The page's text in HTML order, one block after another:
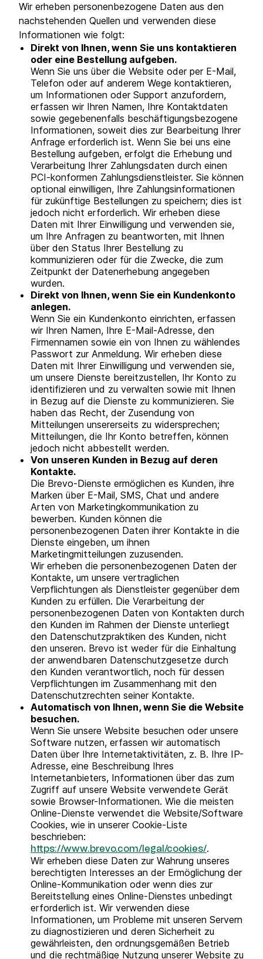
Wir erheben personenbezogene Daten aus den
nachstehenden Quellen und verwenden diese
Informationen wie folgt:
Direkt von Ihnen, wenn Sie uns kontaktieren
oder eine Bestellung aufgeben.
Wenn Sie uns über die Website oder per E-Mail,
Telefon oder auf anderem Wege kontaktieren,
um Informationen oder Support anzufordern,
erfassen wir Ihren Namen, Ihre Kontaktdaten
sowie gegebenenfalls beschäftigungsbezogene
Informationen, soweit dies zur Bearbeitung Ihrer
Anfrage erforderlich ist. Wenn Sie bei uns eine
Bestellung aufgeben, erfolgt die Erhebung und
Verarbeitung Ihrer Zahlungsdaten durch einen
PCI-konformen Zahlungsdienstleister. Sie können
optional einwilligen, Ihre Zahlungsinformationen
für zukünftige Bestellungen zu speichern; dies ist
jedoch nicht erforderlich. Wir erheben diese
Daten mit Ihrer Einwilligung und verwenden sie,
um Ihre Anfragen zu beantworten, mit Ihnen
über den Status Ihrer Bestellung zu
kommunizieren oder für die Zwecke, die zum
Zeitpunkt der Datenerhebung angegeben
wurden.
Direkt von Ihnen, wenn Sie ein Kundenkonto
anlegen.
Wenn Sie ein Kundenkonto einrichten, erfassen
wir Ihren Namen, Ihre E-Mail-Adresse, den
Firmennamen sowie ein von Ihnen zu wählendes
Passwort zur Anmeldung. Wir erheben diese
Daten mit Ihrer Einwilligung und verwenden sie,
um unsere Dienste bereitzustellen, Ihr Konto zu
identifizieren und zu verwalten sowie mit Ihnen
in Bezug auf die Dienste zu kommunizieren. Sie
haben das Recht, der Zusendung von
Mitteilungen unsererseits zu widersprechen;
Mitteilungen, die Ihr Konto betreffen, können
jedoch nicht abbestellt werden.
Von unseren Kunden in Bezug auf deren
Kontakte.
Die Brevo-Dienste ermöglichen es Kunden, ihre
Marken über E-Mail, SMS, Chat und andere
Arten von Marketingkommunikation zu
bewerben. Kunden können die
personenbezogenen Daten ihrer Kontakte in die
Dienste eingeben, um ihnen
Marketingmitteilungen zuzusenden.
Wir erheben die personenbezogenen Daten der
Kontakte, um unsere vertraglichen
Verpflichtungen als Dienstleister gegenüber dem
Kunden zu erfüllen. Die Verarbeitung der
personenbezogenen Daten von Kontakten durch
den Kunden im Rahmen der Dienste unterliegt
den Datenschutzpraktiken des Kunden, nicht
den unseren. Brevo ist weder für die Einhaltung
der anwendbaren Datenschutzgesetze durch
den Kunden verantwortlich, noch für dessen
Verpflichtungen im Zusammenhang mit den
Datenschutzrechten seiner Kontakte.
Automatisch von Ihnen, wenn Sie die Website
besuchen.
Wenn Sie unsere Website besuchen oder unsere
Software nutzen, erfassen wir automatisch
Daten über Ihre Internetaktivitäten, z. B. Ihre IP-
Adresse, eine Beschreibung Ihres
Internetanbieters, Informationen über das zum
Zugriff auf unsere Website verwendete Gerät
sowie Browser-Informationen. Wie die meisten
Online-Dienste verwendet die Website/Software
Cookies, wie in unserer Cookie-Liste
beschrieben:
https://www.brevo.com/legal/cookies/.
Wir erheben diese Daten zur Wahrung unseres
berechtigten Interesses an der Ermöglichung der
Online-Kommunikation oder wenn dies zur
Bereitstellung eines Online-Dienstes unbedingt
erforderlich ist. Wir verwenden diese
Informationen, um Probleme mit unseren Servern
zu diagnostizieren und deren Sicherheit zu
gewährleisten, den ordnungsgemäßen Betrieb
und die rechtmäßige Nutzung unserer Website zu